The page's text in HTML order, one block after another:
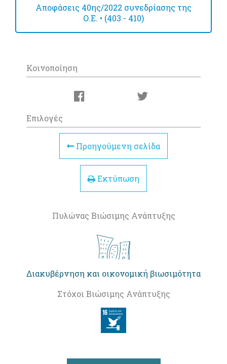
Αποφάσεις 40ης/2022 συνεδρίασης της
Ο.Ε. • (403 - 410)
Κοινοποίηση
Επιλογές
Προηγούμενη σελίδα
Εκτύπωση
Πυλώνας Βιώσιμης Ανάπτυξης
Διακυβέρνηση και οικονομική βιωσιμότητα
Στόχοι Βιώσιμης Ανάπτυξης